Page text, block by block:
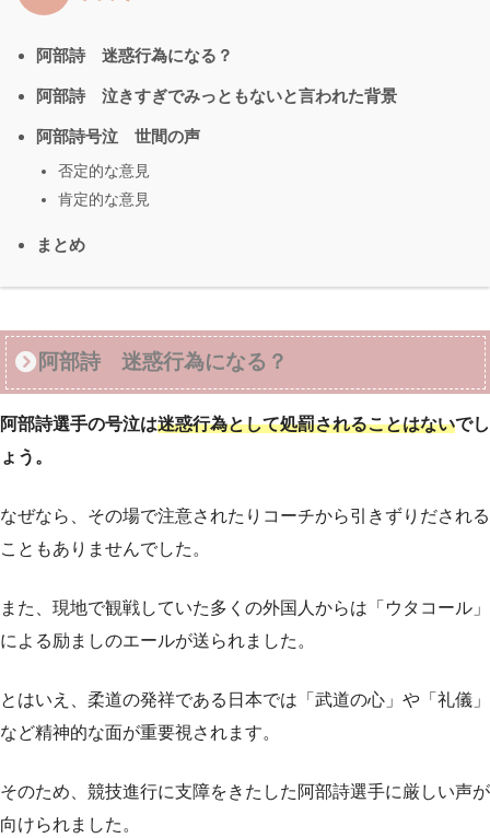
阿部詩 迷惑行為になる？
阿部詩 泣きすぎでみっともないと言われた背景
阿部詩号泣 世間の声
否定的な意見
肯定的な意見
まとめ
阿部詩 迷惑行為になる？
阿部詩選手の号泣は迷惑行為として処罰されることはないでし
ょう。
なぜなら、その場で注意されたりコーチから引きずりだされる
こともありませんでした。
また、現地で観戦していた多くの外国人からは「ウタコール」
による励ましのエールが送られました。
とはいえ、柔道の発祥である日本では「武道の心」や「礼儀」
など精神的な面が重要視されます。
そのため、競技進行に支障をきたした阿部詩選手に厳しい声が
向けられました。